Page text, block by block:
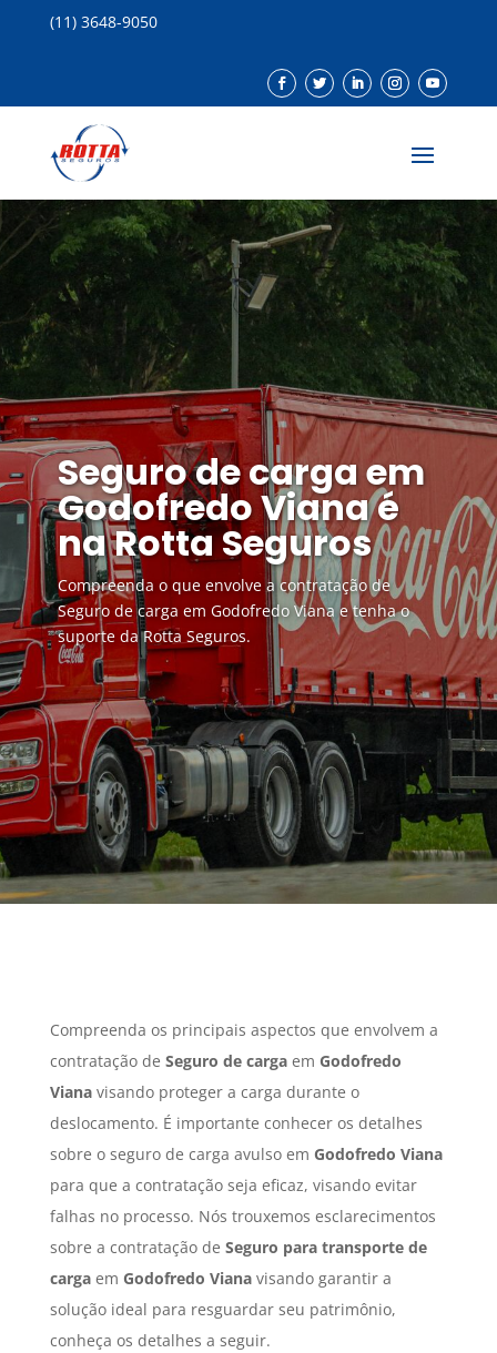
(11) 3648-9050
Seguro de carga em
Godofredo Viana é
na Rotta Seguros
Compreenda o que envolve a contratação de
Seguro de carga em Godofredo Viana e tenha o
suporte da Rotta Seguros.
Compreenda os principais aspectos que envolvem a
contratação de Seguro de cargaem Godofredo
Vianavisando proteger a carga durante o
deslocamento. É importante conhecer os detalhes
sobre o seguro de carga avulso em Godofredo Viana
para que a contratação seja eficaz, visando evitar
falhas no processo. Nós trouxemos esclarecimentos
sobre a contratação de Seguro para transporte de
cargaem Godofredo Vianavisando garantir a
solução ideal para resguardar seu patrimônio,
conheça os detalhes a seguir.